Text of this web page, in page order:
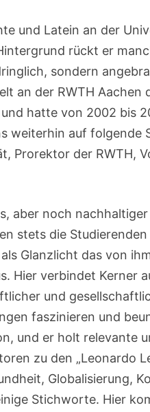
und Latein an der
rückt er
sondern
an der RWTH Aachen
hatte von 2002 bis
weiterhin auf folgende
Prorektor der RWTH,
aber noch
stets die
Glanzlicht das von
Hier verbindet Kerner
und
faszinieren und
und er holt relevante
zu den „Leonardo
Globalisierung,
Stichworte. Hier